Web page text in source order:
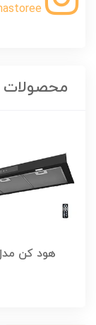
Helmastoree
محصولات
هود کن مدل